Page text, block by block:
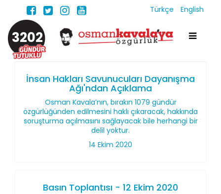
Türkçe English
3202
İnsan Hakları Savunucuları Dayanışma
Ağı'ndan Açıklama
Osman Kavala’nın, bırakın 1079 gündür
özgürlüğünden edilmesini haklı çıkaracak, hakkında
soruşturma açılmasını sağlayacak bile herhangi bir
delil yoktur.
14 Ekim 2020
Basın Toplantısı - 12 Ekim 2020